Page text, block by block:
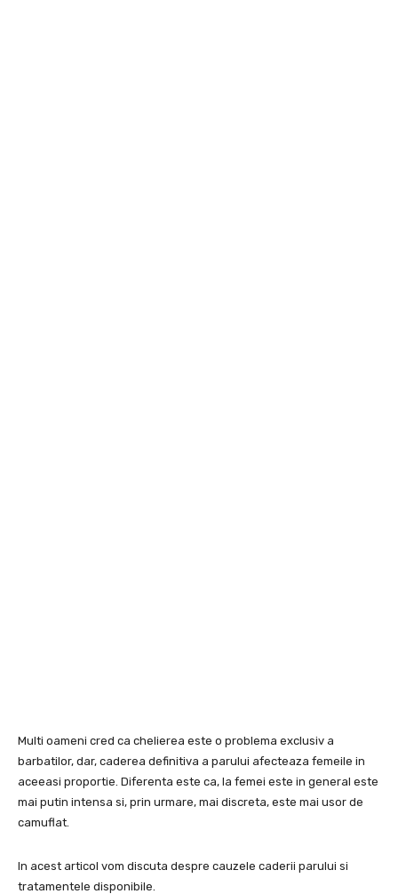
Multi oameni cred ca chelierea este o problema exclusiv a
barbatilor, dar, caderea definitiva a parului afecteaza femeile in
aceeasi proportie. Diferenta este ca, la femei este in general este
mai putin intensa si, prin urmare, mai discreta, este mai usor de
camuflat.
In acest articol vom discuta despre cauzele caderii parului si
tratamentele disponibile.